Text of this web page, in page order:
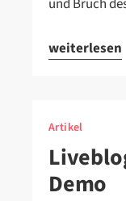
weiterlesen
Artikel
Demo